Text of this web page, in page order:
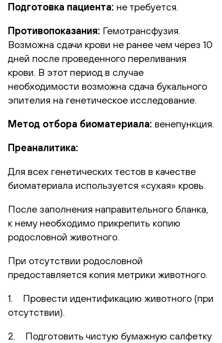
Подготовка пациента: не требуется.
Противопоказания: Гемотрансфузия.
Возможна сдачи крови не ранее чем через 10
дней после проведенного переливания
крови. В этот период в случае
необходимости возможна сдача букального
эпителия на генетическое исследование.
Метод отбора биоматериала: венепункция.
Преаналитика:
Для всех генетических тестов в качестве
биоматериала используется «сухая» кровь.
После заполнения направительного бланка,
к нему необходимо прикрепить копию
родословной животного.
При отсутствии родословной
предоставляется копия метрики животного.
1. Провести идентификацию животного (при
отсутствии).
2. Подготовить чистую бумажную салфетку